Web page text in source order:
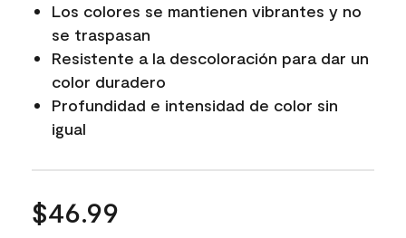
Los colores se mantienen vibrantes y no
se traspasan
Resistente a la descoloración para dar un
color duradero
Profundidad e intensidad de color sin
igual
$46.99